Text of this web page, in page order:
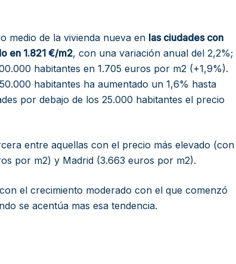
medio de la vivienda nueva en las ciudades con
en 1.821 €/m2, con una variación anual del 2,2%;
habitantes en 1.705 euros por m2 (+1,9%).
habitantes ha aumentado un 1,6% hasta
por debajo de los 25.000 habitantes el precio
entre aquellas con el precio más elevado (con
por m2) y Madrid (3.663 euros por m2).
el crecimiento moderado con el que comenzó
se acentúa mas esa tendencia.